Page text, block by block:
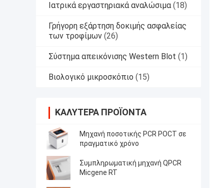
Ιατρικά εργαστηριακά αναλώσιμα (18)
Γρήγορη εξάρτηση δοκιμής ασφαλείας
των τροφίμων (26)
Σύστημα απεικόνισης Western Blot (1)
Βιολογικό μικροσκόπιο (15)
ΚΑΛΎΤΕΡΑ ΠΡΟΪΌΝΤΑ
Μηχανή ποσοτικής PCR POCT σε
πραγματικό χρόνο
Συμπληρωματική μηχανή QPCR
Micgene RT